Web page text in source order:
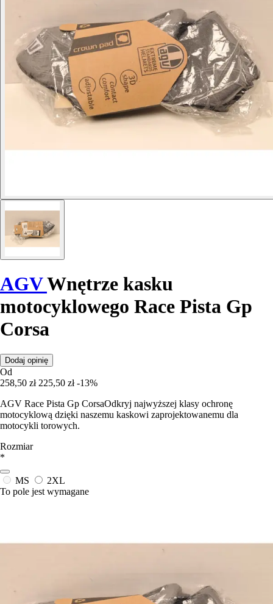
AGVWnętrze kasku
motocyklowego Race Pista Gp
Corsa
Dodaj opinię
Od
258,50 zł 225,50 zł -13%
AGV Race Pista Gp CorsaOdkryj najwyższej klasy ochronę
motocyklową dzięki naszemu kaskowi zaprojektowanemu dla
motocykli torowych.
Rozmiar
*
MS
2XL
To pole jest wymagane